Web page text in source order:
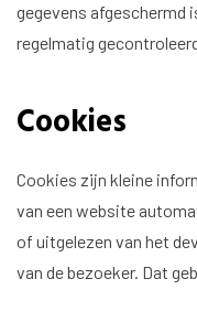
gegevens afgeschermd
regelmatig
Cookies
Cookies zijn kleine
van een website
of uitgelezen van het
van de bezoeker. Dat